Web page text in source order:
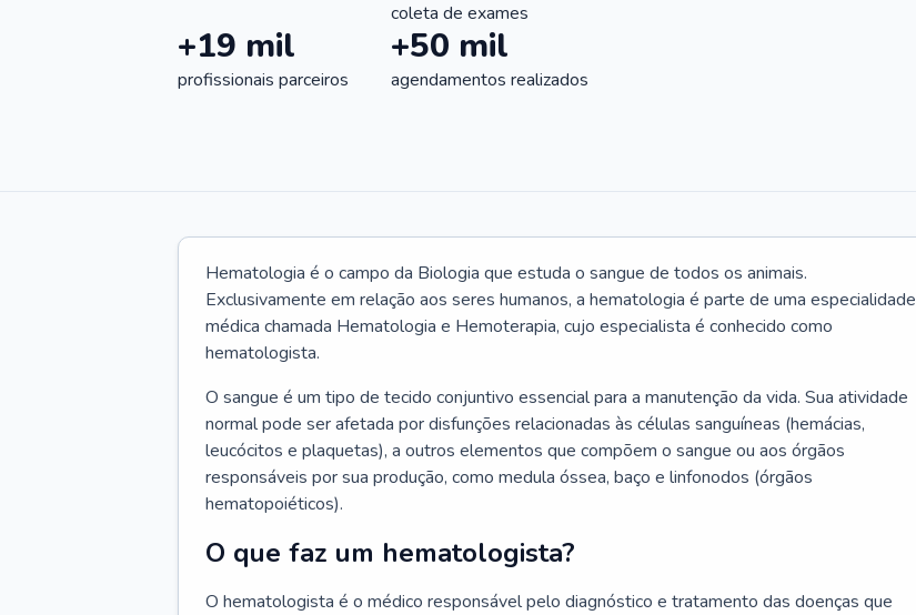
coleta de exames
+19 mil
profissionais parceiros
+50 mil
agendamentos realizados
Hematologia é o campo da Biologia que estuda o sangue de todos os animais.
Exclusivamente em relação aos seres humanos, a hematologia é parte de uma especialidade
médica chamada Hematologia e Hemoterapia, cujo especialista é conhecido como
hematologista.
O sangue é um tipo de tecido conjuntivo essencial para a manutenção da vida. Sua atividade
normal pode ser afetada por disfunções relacionadas às células sanguíneas (hemácias,
leucócitos e plaquetas), a outros elementos que compõem o sangue ou aos órgãos
responsáveis por sua produção, como medula óssea, baço e linfonodos (órgãos
hematopoiéticos).
O que faz um hematologista?
O hematologista é o médico responsável pelo diagnóstico e tratamento das doenças que